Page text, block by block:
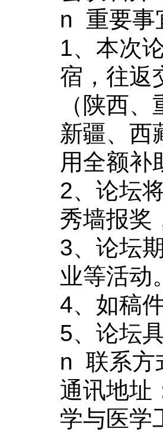
n 重要事
1、本次
宿 ，往
（陕西
新疆、西
用全额补
2、论坛
秀墙报奖
3、论坛
业等活动。
4、如稿
5、论坛
n 联系方
通讯地址
学与医学